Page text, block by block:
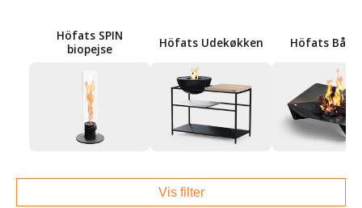
Höfats SPIN
biopejse
Höfats Udekøkken Höfats
Vis filter